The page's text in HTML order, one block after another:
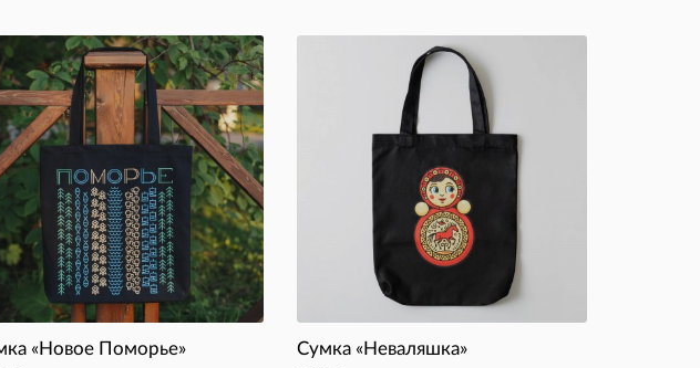
«Новое Поморье» Сумка «Неваляшка»